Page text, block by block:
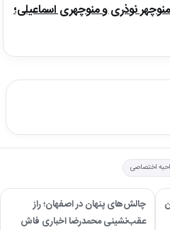
نوذری و منوچهری اسماعیلی؛
اختصاصی
چالش‌های پنهان در اصفهان؛ راز
عقب‌نشینی محمدرضا اخباری فاش